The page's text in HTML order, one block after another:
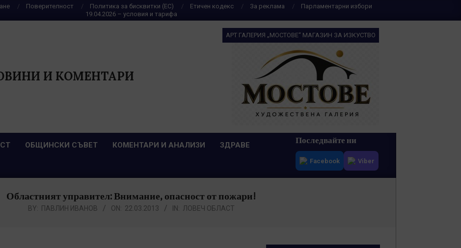
Поверителност Политика за бисквитки (ЕС) Етичен кодекс За реклама
Парламентарни избори
19.04.2026 – условия и тарифа
И КОМЕНТАРИ
АРТ ГАЛЕРИЯ „МОСТОВЕ“ МАГАЗИН ЗА ИЗКУСТВО
ОБЩИНСКИ СЪВЕТ КОМЕНТАРИ И АНАЛИЗИ ЗДРАВЕ Последвайте ни
Facebook Viber
Областният управител: Внимание, опасност от пожари!
BY: ПАВЛИН ИВАНОВ ON: 22.03.2013 IN: ЛОВЕЧ ОБЛАСТ